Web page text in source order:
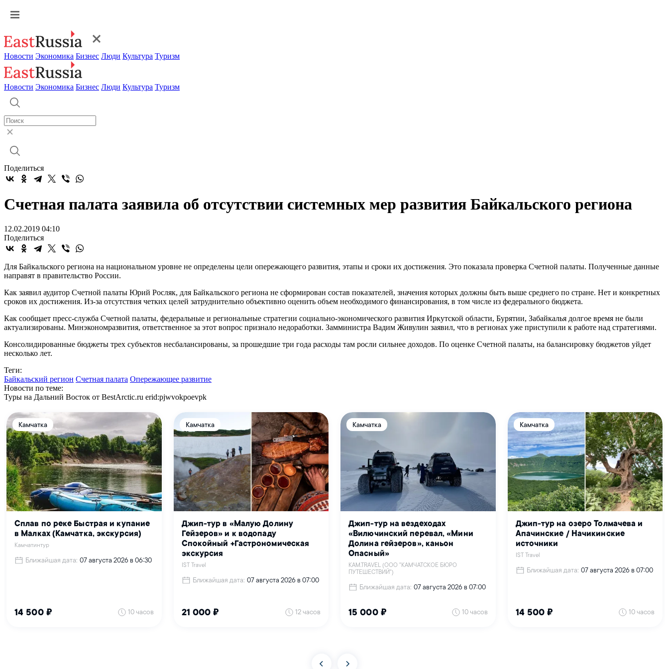
Новости Экономика Бизнес Люди Культура Туризм
Новости Экономика Бизнес Люди Культура Туризм
Поделиться
Счетная палата заявила об отсутствии системных мер развития Байкальского региона
12.02.2019 04:10
Поделиться
Для Байкальского региона на национальном уровне не определены цели опережающего развития, этапы и сроки их достижения. Это показала проверка Счетной палаты. Полученные данные
направят в правительство России.
Как заявил аудитор Счетной палаты Юрий Росляк, для Байкальского региона не сформирован состав показателей, значения которых должны быть выше среднего по стране. Нет и конкретных
сроков их достижения. Из-за отсутствия четких целей затруднительно объективно оценить объем необходимого финансирования, в том числе из федерального бюджета.
Как сообщает пресс-служба Счетной палаты, федеральные и региональные стратегии социально-экономического развития Иркутской области, Бурятии, Забайкалья долгое время не были
актуализированы. Минэкономразвития, ответственное за этот вопрос признало недоработки. Замминистра Вадим Живулин заявил, что в регионах уже приступили к работе над стратегиями.
Консолидированные бюджеты трех субъектов несбалансированы, за прошедшие три года расходы там росли сильнее доходов. По оценке Счетной палаты, на балансировку бюджетов уйдет
несколько лет.
Теги:
Байкальский регион Счетная палата Опережающее развитие
Новости по теме:
Туры на Дальний Восток от BestArctic.ru erid:pjwvokpoevpk